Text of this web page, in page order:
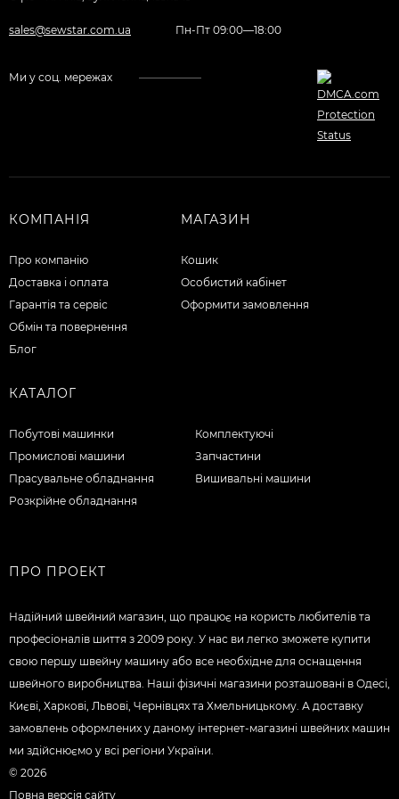
sales@sewstar.com.ua Пн-Пт 09:00—18:00
Ми у соц. мережах
КОМПАНІЯ
Про компанію
Доставка і оплата
Гарантія та сервіс
Обмін та повернення
Блог
МАГАЗИН
Кошик
Особистий кабінет
Оформити замовлення
КАТАЛОГ
Побутові машинки
Промислові машини
Прасувальне обладнання
Розкрійне обладнання
Комплектуючі
Запчастини
Вишивальні машини
ПРО ПРОЕКТ
Надійний швейний магазин, що працює на користь любителів та
професіоналів шиття з 2009 року. У нас ви легко зможете купити
свою першу швейну машину або все необхідне для оснащення
швейного виробництва. Наші фізичні магазини розташовані в Одесі,
Києві, Харкові, Львові, Чернівцях та Хмельницькому. А доставку
замовлень оформлених у даному інтернет-магазині швейних машин
ми здійснюємо у всі регіони України.
© 2026
Повна версія сайту